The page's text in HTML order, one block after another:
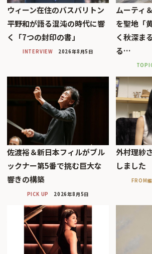
ウィーン在住のバスバリトン
平野和が語る混沌の時代に響
く「7つの封印の書」
INTERVIEW 2026年8月5日
ムーティ
を聖地「
く秋深ま
る…
佐渡裕＆新日本フィルがブル
ックナー第5番で挑む巨大な
響きの構築
PICK UP 2026年8月5日
外村理紗
しました
FROM